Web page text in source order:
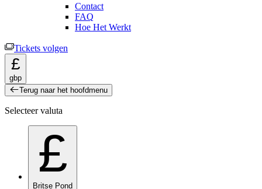
Contact
FAQ
Hoe Het Werkt
Tickets volgen
£
gbp
Terug naar het hoofdmenu
Selecteer valuta
£
Britse Pond